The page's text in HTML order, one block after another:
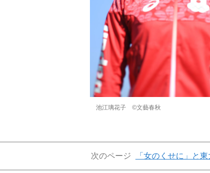
池江璃花子 ©文藝春秋
次のページ 「女のくせに」と